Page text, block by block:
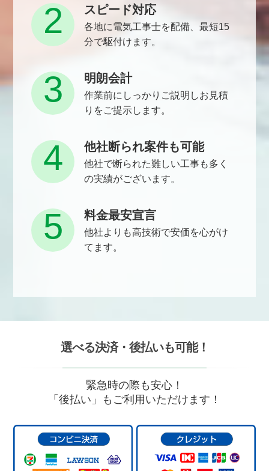
スピード対応
各地に電気工事士を配備、最短15
分で駆付けます。
2
明朗会計
作業前にしっかりご説明しお見積
りをご提示します。
3
他社断られ案件も可能
他社で断られた難しい工事も多く
の実績がございます。
4
料金最安宣言
他社よりも高技術で安価を心がけ
てます。
5
選べる決済・後払いも可能！
緊急時の際も安心！
「後払い」もご利用いただけます！